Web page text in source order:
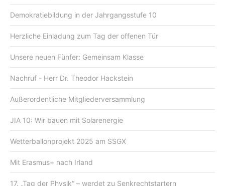
Demokratiebildung in der Jahrgangsstufe 10
Herzliche Einladung zum Tag der offenen Tür
Unsere neuen Fünfer: Gemeinsam Klasse
Nachruf - Herr Dr. Theodor Hackstein
Außerordentliche Mitgliederversammlung
JIA 10: Wir bauen mit Solarenergie
Wetterballonprojekt 2025 am SSGX
Mit Erasmus+ nach Irland
17. „Tag der Physik“ – werdet zu Senkrechtstartern